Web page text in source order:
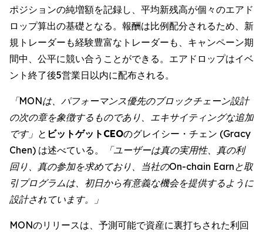
ポジションの純増額を記録し、平均新残高が個々のエアド
ロップ算出の基礎となる。報酬は比例配分されるため、新
規トレーダーも経験豊富なトレーダーも、キャンペーン期
間中、公平に競い合うことができる。エアドロップはイベ
ント終了後5営業日以内に配布される。
「MONは、パフォーマンス優先のブロックチェーン設計
の次の章を象徴するものであり、エキサイティングな追加
です」 と ビットゲットCEOのグレイシー・チェン (Gracy
Chen) は述べている。
「ユーザーは真の実用性、真の利
回り、真の参加を求めており、当社のOn-chain Earnと取
引プログラムは、初日から有意義な機会を提供するように
設計されています。」
MONのリリースは、予測可能で資産に裏打ちされた利回